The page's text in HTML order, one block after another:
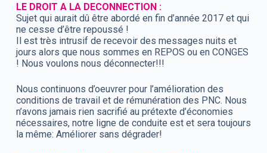
LE DROIT A LA DECONNECTION :
Sujet qui aurait dû être abordé en fin d’année 2017 et qui
ne cesse d’être repoussé !
Il est très intrusif de recevoir des messages nuits et
jours alors que nous sommes en REPOS ou en CONGES
! Nous voulons nous déconnecter!!!
Nous continuons d’oeuvrer pour l’amélioration des
conditions de travail et de rémunération des PNC. Nous
n’avons jamais rien sacrifié au prétexte d’économies
nécessaires, notre ligne de conduite est et sera toujours
la même: Améliorer sans dégrader!